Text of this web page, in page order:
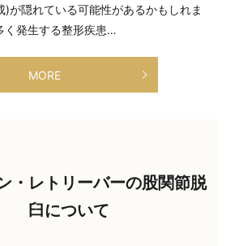
)が隠れている可能性があるかもしれま
く発生する整形疾患…
MORE
・レトリーバーの股関節脱
臼について